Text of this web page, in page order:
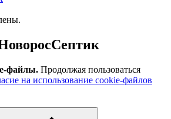
файлы. Продолжая пользоваться
на использование cookie-файлов